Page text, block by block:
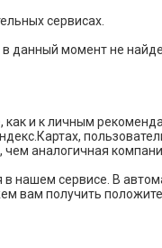
сервисах.
данный момент не
и к личным
аналогичная
в нашем сервисе. В
вам получить